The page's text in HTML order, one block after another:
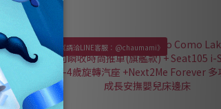
《請洽LINE客服：@chaumami》